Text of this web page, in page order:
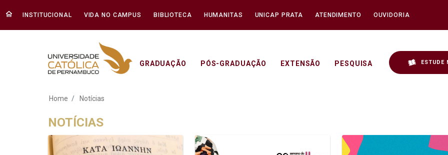
INSTITUCIONAL VIDA NO CAMPUS BIBLIOTECA HUMANITAS UNICAP PRATA ATENDIMENTO OUVIDORIA
GRADUAÇÃO PÓS-GRADUAÇÃO EXTENSÃO PESQUISA ESTUDE
Notícias - Unicap
Home Notícias
NOTÍCIAS